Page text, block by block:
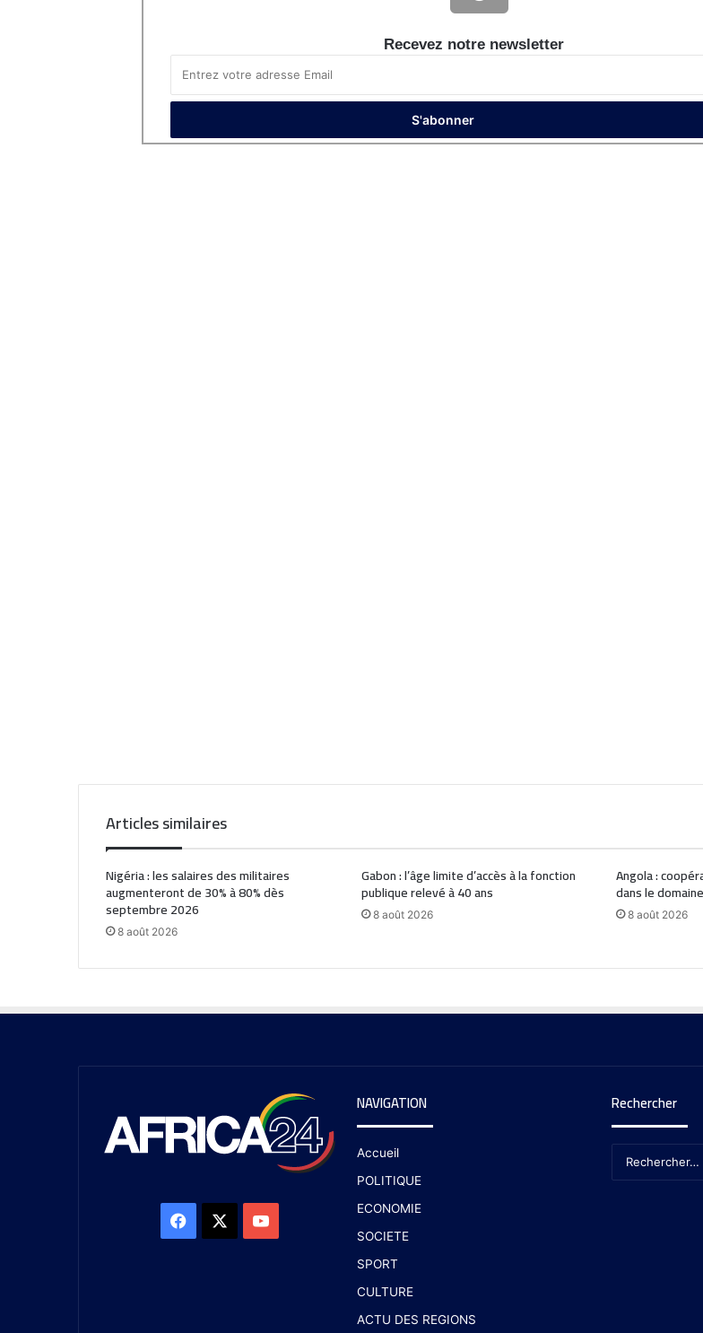
Recevez notre newsletter
Articles similaires
Nigéria : les salaires des militaires
augmenteront de 30% à 80% dès
septembre 2026
8 août 2026
Gabon : l’âge limite d’accès à la fonction
publique relevé à 40 ans
8 août 2026
Angola :
dans le
8 août 2026
NAVIGATION
Accueil
POLITIQUE
ECONOMIE
SOCIETE
SPORT
CULTURE
ACTU DES REGIONS
Rechercher